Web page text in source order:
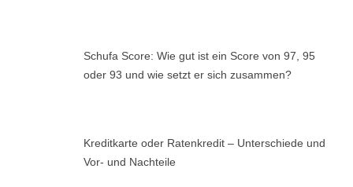
Schufa Score: Wie gut ist ein Score von 97, 95
oder 93 und wie setzt er sich zusammen?
Kreditkarte oder Ratenkredit – Unterschiede und
Vor- und Nachteile